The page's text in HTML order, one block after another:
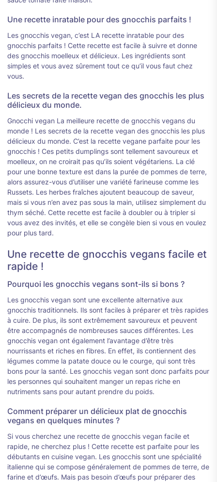
Une recette inratable pour des gnocchis parfaits !
Les gnocchis vegan, c’est LA recette inratable pour des
gnocchis parfaits ! Cette recette est facile à suivre et donne
des gnocchis moelleux et délicieux. Les ingrédients sont
simples et vous avez sûrement tout ce qu’il vous faut chez
vous.
Les secrets de la recette vegan des gnocchis les plus
délicieux du monde.
Gnocchi vegan La meilleure recette de gnocchis vegans du
monde ! Les secrets de la recette vegan des gnocchis les plus
délicieux du monde. C’est la recette vegane parfaite pour les
gnocchis ! Ces petits dumplings sont tellement savoureux et
moelleux, on ne croirait pas qu’ils soient végétariens. La clé
pour une bonne texture est dans la purée de pommes de terre,
alors assurez-vous d’utiliser une variété farineuse comme les
Russets. Les herbes fraîches ajoutent beaucoup de saveur,
mais si vous n’en avez pas sous la main, utilisez simplement du
thym séché. Cette recette est facile à doubler ou à tripler si
vous avez des invités, et elle se congèle bien si vous en voulez
pour plus tard.
Une recette de gnocchis vegans facile et
rapide !
Pourquoi les gnocchis vegans sont-ils si bons ?
Les gnocchis vegan sont une excellente alternative aux
gnocchis traditionnels. Ils sont faciles à préparer et très rapides
à cuire. De plus, ils sont extrêmement savoureux et peuvent
être accompagnés de nombreuses sauces différentes. Les
gnocchis vegan ont également l’avantage d’être très
nourrissants et riches en fibres. En effet, ils contiennent des
légumes comme la patate douce ou le courge, qui sont très
bons pour la santé. Les gnocchis vegan sont donc parfaits pour
les personnes qui souhaitent manger un repas riche en
nutriments sans pour autant prendre du poids.
Comment préparer un délicieux plat de gnocchis
vegans en quelques minutes ?
Si vous cherchez une recette de gnocchis vegan facile et
rapide, ne cherchez plus ! Cette recette est parfaite pour les
débutants en cuisine vegan. Les gnocchis sont une spécialité
italienne qui se compose généralement de pommes de terre, de
farine et d’œufs. Mais pas besoin d’œufs pour préparer des